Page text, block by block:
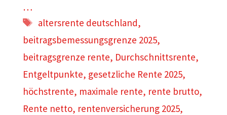
…
Schlagwörter
altersrente deutschland,
beitragsbemessungsgrenze 2025,
beitragsgrenze rente, Durchschnittsrente,
Entgeltpunkte, gesetzliche Rente 2025,
höchstrente, maximale rente, rente brutto,
Rente netto, rentenversicherung 2025,